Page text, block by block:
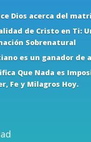
Dios acerca del
de Cristo en Ti:
Sobrenatural
es un ganador de
Que Nada es
Fe y Milagros Hoy.